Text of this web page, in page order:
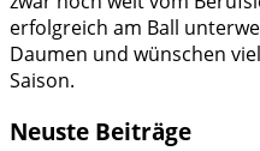
erfolgreich am Ball
Daumen und wünschen
Saison.
Neuste Beiträge